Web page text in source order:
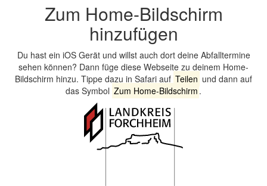
Zum Home-Bildschirm
hinzufügen
Du hast ein iOS Gerät und willst auch dort deine Abfalltermine
sehen können? Dann füge diese Webseite zu deinem Home-
Bildschirm hinzu. Tippe dazu in Safari auf Teilen und dann auf
das Symbol Zum Home-Bildschirm .